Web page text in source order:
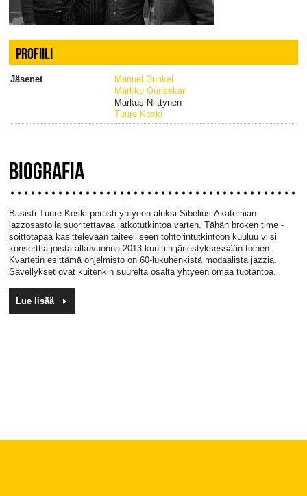
PROFIILI
Jäsenet
Manuel Dunkel
Markku Ounaskari
Markus Niittynen
Tuure Koski
BIOGRAFIA
Basisti Tuure Koski perusti yhtyeen aluksi Sibelius-Akatemian
jazzosastolla suoritettavaa jatkotutkintoa varten. Tähän broken time -
soittotapaa käsittelevään taiteelliseen tohtorintutkintoon kuuluu viisi
konserttia joista alkuvuonna 2013 kuultiin järjestyksessään toinen.
Kvartetin esittämä ohjelmisto on 60-lukuhenkistä modaalista jazzia.
Sävellykset ovat kuitenkin suurelta osalta yhtyeen omaa tuotantoa.
Lue lisää